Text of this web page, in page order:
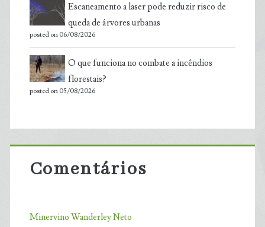
Escaneamento a laser pode reduzir risco de
queda de árvores urbanas
posted on 06/08/2026
O que funciona no combate a incêndios
florestais?
posted on 05/08/2026
Comentários
Minervino Wanderley Neto